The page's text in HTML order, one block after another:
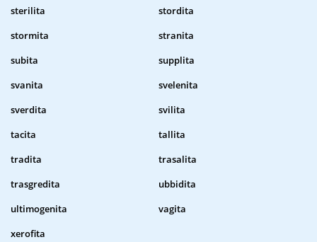
sterilita
stordita
stormita
stranita
subita
supplita
svanita
svelenita
sverdita
svilita
tacita
tallita
tradita
trasalita
trasgredita
ubbidita
ultimogenita
vagita
xerofita